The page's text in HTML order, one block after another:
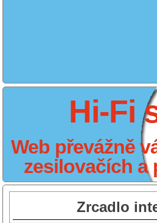
Hi-Fi
Web převážně
zesilovačích a
Zrcadlo